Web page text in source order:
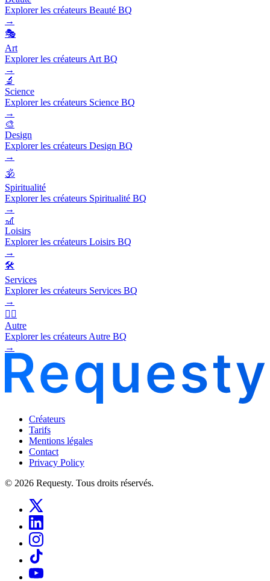
Explorer les créateurs Beauté BQ
→
🎭
Art
Explorer les créateurs Art BQ
→
🔬
Science
Explorer les créateurs Science BQ
→
🎨
Design
Explorer les créateurs Design BQ
→
🕉️
Spiritualité
Explorer les créateurs Spiritualité BQ
→
🎢
Loisirs
Explorer les créateurs Loisirs BQ
→
🛠️
Services
Explorer les créateurs Services BQ
→
🧜‍♂️
Autre
Explorer les créateurs Autre BQ
→
Créateurs
Tarifs
Mentions légales
Contact
Privacy Policy
© 2026 Requesty. Tous droits réservés.